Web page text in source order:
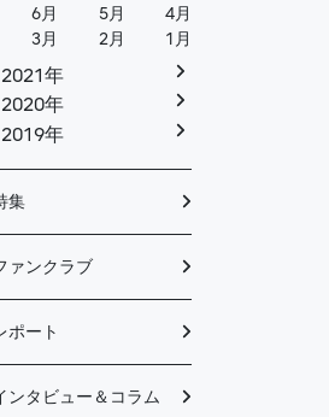
6月
5月
4月
3月
2月 1月
2021年
2020年
2019年
集
ァンクラブ
ポート
ンタビュー＆コラム